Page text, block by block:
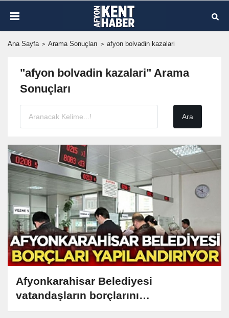
Ana Sayfa Arama Sonuçları afyon bolvadin kazalari
"afyon bolvadin kazalari" Arama
Sonuçları
Afyonkarahisar Belediyesi
vatandaşların borçlarını
yapılandırıyor